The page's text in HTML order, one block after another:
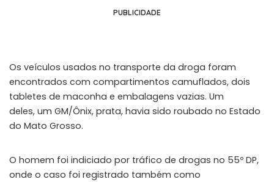
PUBLICIDADE
Os veículos usados no transporte da droga foram
encontrados com compartimentos camuflados, dois
tabletes de maconha e embalagens vazias. Um
deles, um GM/Ônix, prata, havia sido roubado no Estado
do Mato Grosso.
O homem foi indiciado por tráfico de drogas no 55º DP,
onde o caso foi registrado também como